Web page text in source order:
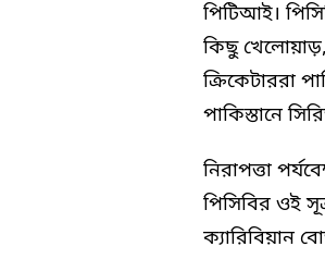
পিটিআই।
কিছু
ক্রিকেটাররা
পাকিস্তানে
নিরাপত্তা
পিসিবির ওই
ক্যারিবিয়ান